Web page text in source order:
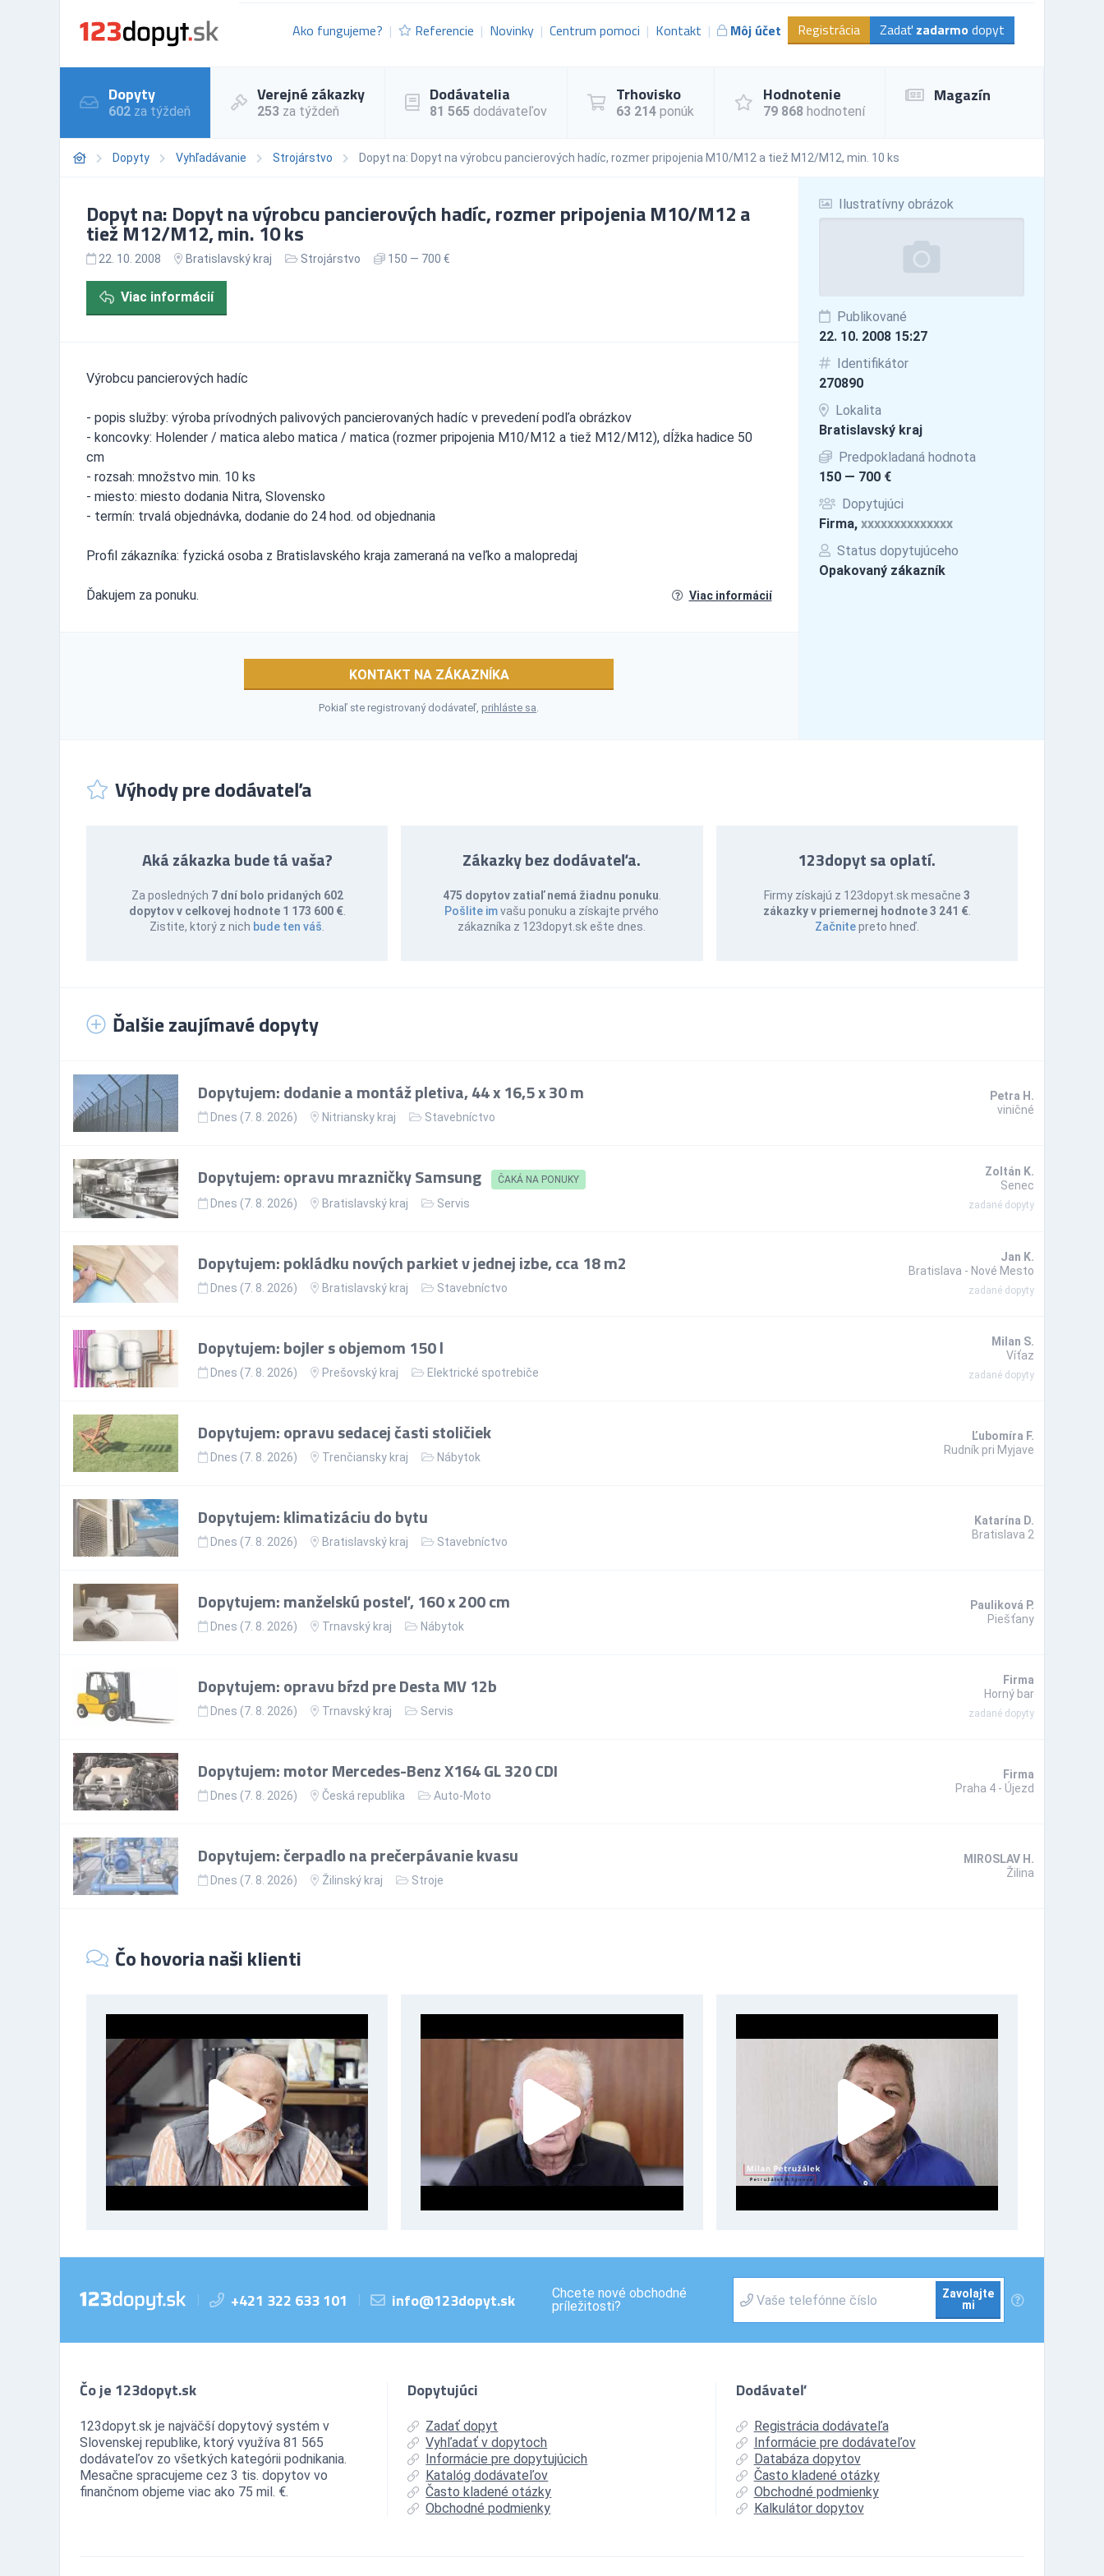
Ako fungujeme? Referencie Novinky Centrum pomoci Kontakt Môj účet Registrácia Zadať zadarmo dopyt
Dopyty
602 za týždeň
Verejné zákazky
253 za týždeň
Dodávatelia
81 565 dodávateľov
Trhovisko
63 214 ponúk
Hodnotenie
79 868 hodnotení
Magazín
Dopyty Vyhľadávanie Strojárstvo Dopyt na: Dopyt na výrobcu pancierových hadíc, rozmer pripojenia M10/M12 a tiež M12/M12, min. 10 ks
Ilustratívny obrázok
Publikované
22. 10. 2008 15:27
Identifikátor
270890
Lokalita
Bratislavský kraj
Predpokladaná hodnota
150 — 700 €
Dopytujúci
Firma, xxxxxxxxxxxxxx
Status dopytujúceho
Opakovaný zákazník
Dopyt na: Dopyt na výrobcu pancierových hadíc, rozmer pripojenia M10/M12 a
tiež M12/M12, min. 10 ks
22. 10. 2008 Bratislavský kraj Strojárstvo 150 — 700 €
Viac informácií
Výrobcu pancierových hadíc
- popis služby: výroba prívodných palivových pancierovaných hadíc v prevedení podľa obrázkov
- koncovky: Holender / matica alebo matica / matica (rozmer pripojenia M10/M12 a tiež M12/M12), dĺžka hadice 50
cm
- rozsah: množstvo min. 10 ks
- miesto: miesto dodania Nitra, Slovensko
- termín: trvalá objednávka, dodanie do 24 hod. od objednania
Profil zákazníka: fyzická osoba z Bratislavského kraja zameraná na veľko a malopredaj
Ďakujem za ponuku. Viac informácií
KONTAKT NA ZÁKAZNÍKA
Pokiaľ ste registrovaný dodávateľ,prihláste sa
Výhody pre dodávateľa
Aká zákazka bude tá vaša?
Za posledných 7 dní bolo pridaných 602
dopytov v celkovej hodnote 1 173 600 €.
Zistite, ktorý z nich bude ten váš
Zákazky bez dodávateľa.
475 dopytov zatiaľ nemá žiadnu ponuku
Pošlite imvašu ponuku a získajte prvého
zákazníka z 123dopyt.sk ešte dnes.
123dopyt sa oplatí.
Firmy získajú z 123dopyt.sk mesačne 3
zákazky v priemernej hodnote 3 241 €.
Začnitepreto hneď.
Ďalšie zaujímavé dopyty
Dopytujem: dodanie a montáž pletiva, 44 x 16,5 x 30 m
Dnes (7. 8. 2026) Nitriansky kraj Stavebníctvo
Petra H.
viničné
Dopytujem: opravu mrazničky Samsung ČAKÁ NA PONUKY
Dnes (7. 8. 2026) Bratislavský kraj Servis
Zoltán K.
Senec
zadané dopyty
Dopytujem: pokládku nových parkiet v jednej izbe, cca 18 m2
Dnes (7. 8. 2026) Bratislavský kraj Stavebníctvo
Jan K.
Bratislava - Nové Mesto
zadané dopyty
Dopytujem: bojler s objemom 150 l
Dnes (7. 8. 2026) Prešovský kraj Elektrické spotrebiče
Milan S.
Víťaz
zadané dopyty
Dopytujem: opravu sedacej časti stoličiek
Dnes (7. 8. 2026) Trenčiansky kraj Nábytok
Ľubomíra F.
Rudník pri Myjave
Dopytujem: klimatizáciu do bytu
Dnes (7. 8. 2026) Bratislavský kraj Stavebníctvo
Katarína D.
Bratislava 2
Dopytujem: manželskú posteľ, 160 x 200 cm
Dnes (7. 8. 2026) Trnavský kraj Nábytok
Pauliková P.
Piešťany
Dopytujem: opravu bŕzd pre Desta MV 12b
Dnes (7. 8. 2026) Trnavský kraj Servis
Firma
Horný bar
zadané dopyty
Dopytujem: motor Mercedes-Benz X164 GL 320 CDI
Dnes (7. 8. 2026) Česká republika Auto-Moto
Firma
Praha 4 - Újezd
Dopytujem: čerpadlo na prečerpávanie kvasu
Dnes (7. 8. 2026) Žilinský kraj Stroje
MIROSLAV H.
Žilina
Čo hovoria naši klienti
+421 322 633 101 info@123dopyt.sk
Chcete nové obchodné
príležitosti?
Zavolajte
mi
Čo je 123dopyt.sk
123dopyt.sk je najväčší dopytový systém v
Slovenskej republike, ktorý využíva 81 565
dodávateľov zo všetkých kategórii podnikania.
Mesačne spracujeme cez 3 tis. dopytov vo
finančnom objeme viac ako 75 mil. €.
Dopytujúci
Zadať dopyt
Vyhľadať v dopytoch
Informácie pre dopytujúcich
Katalóg dodávateľov
Často kladené otázky
Obchodné podmienky
Dodávateľ
Registrácia dodávateľa
Informácie pre dodávateľov
Databáza dopytov
Často kladené otázky
Obchodné podmienky
Kalkulátor dopytov